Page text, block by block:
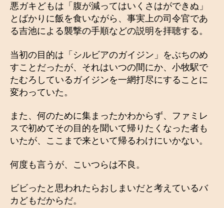
悪ガキどもは「腹が減ってはいくさはができぬ」
とばかりに飯を食いながら、事実上の司令官であ
る吉池による襲撃の手順などの説明を拝聴する。
当初の目的は「シルビアのガイジン」をぶちのめ
すことだったが、それはいつの間にか、小牧駅で
たむろしているガイジンを一網打尽にすることに
変わっていた。
また、何のために集まったかわからず、ファミレ
スで初めてその目的を聞いて帰りたくなった者も
いたが、ここまで来といて帰るわけにいかない。
何度も言うが、こいつらは不良。
ビビったと思われたらおしまいだと考えているバ
カどもだからだ。